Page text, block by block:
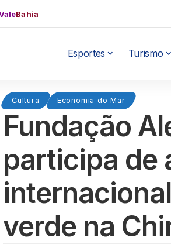
Bahia
Esportes Turismo
Cultura Economia do Mar
Fundação
participa de
verde na